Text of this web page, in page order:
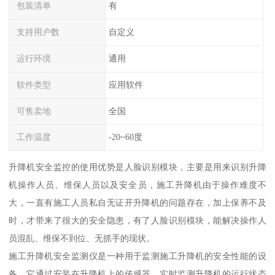
包装清单 有
支持用户数 自定义
运行环境 通用
软件类型 应用软件
可售卖地 全国
工作温度 -20~60度
升降机安全监控的使用优势是人脸识别模块，主要是用来识别升降
机操作人员、维保人员以及安全员，施工升降机由于操作难度不
大，一直有施工人员私自无证开升降机的问题存在，加上保养不及
时，才带来了很大的安全隐患，有了人脸识别模块，能解决操作人
员混乱、维保不到位、无抓手的现状。
施工升降机安全监测仪是一种用于监测施工升降机的安全性能的设